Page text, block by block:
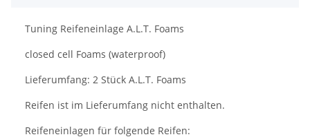
Tuning Reifeneinlage A.L.T. Foams
closed cell Foams (waterproof)
Lieferumfang: 2 Stück A.L.T. Foams
Reifen ist im Lieferumfang nicht enthalten.
Reifeneinlagen für folgende Reifen: